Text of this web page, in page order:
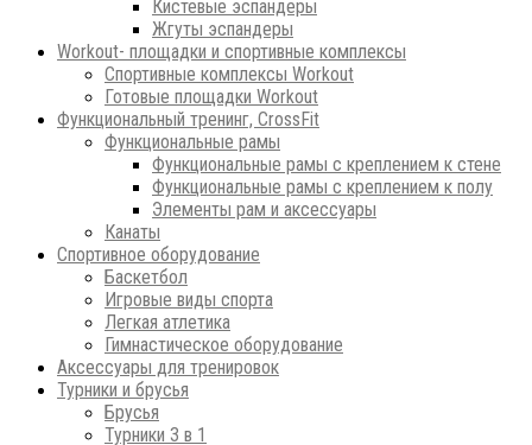
Кистевые эспандеры
Жгуты эспандеры
Workout- площадки и спортивные комплексы
Спортивные комплексы Workout
Готовые площадки Workout
Функциональный тренинг, CrossFit
Функциональные рамы
Функциональные рамы с креплением к стене
Функциональные рамы с креплением к полу
Элементы рам и аксессуары
Канаты
Спортивное оборудование
Баскетбол
Игровые виды спорта
Легкая атлетика
Гимнастическое оборудование
Аксессуары для тренировок
Турники и брусья
Брусья
Турники 3 в 1